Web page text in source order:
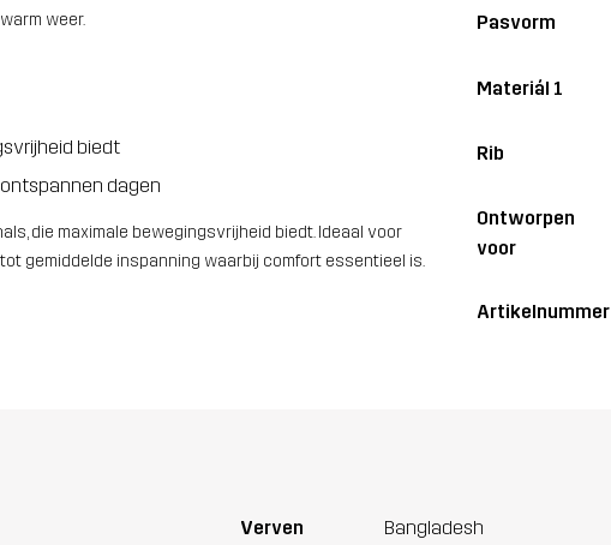
weer.
biedt
dagen
die maximale bewegingsvrijheid biedt. Ideaal voor
gemiddelde inspanning waarbij comfort essentieel is.
Pasvorm
Materiál 1
Rib
Ontworpen
voor
Artikelnummer
Verven Bangladesh